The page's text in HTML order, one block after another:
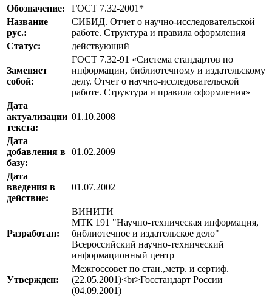
Обозначение:
ГОСТ 7.32-2001*
Название
рус.:
СИБИД. Отчет о научно-исследовательской
работе. Структура и правила оформления
Статус:
действующий
Заменяет
собой:
ГОСТ 7.32-91 «Система стандартов по
информации, библиотечному и издательскому
делу. Отчет о научно-исследовательской
работе. Структура и правила оформления»
Дата
актуализации
текста:
01.10.2008
Дата
добавления в
базу:
01.02.2009
Дата
введения в
действие:
01.07.2002
Разработан:
ВИНИТИ
МТК 191 "Научно-техническая информация,
библиотечное и издательское дело"
Всероссийский научно-технический
информационный центр
Утвержден:
Межгоссовет по стан.,метр. и сертиф.
(22.05.2001)<br>Госстандарт России
(04.09.2001)